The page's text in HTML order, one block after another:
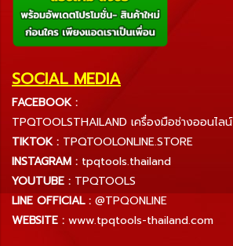
SOCIAL MEDIA
FACEBOOK :
TPQTOOLSTHAILAND เครื่องมือช่างออนไลน์
TIKTOK : TPQTOOLONLINE.STORE
INSTAGRAM : tpqtools.thailand
YOUTUBE : TPQTOOLS
LINE OFFICIAL : @TPQONLINE
WEBSITE : www.tpqtools-thailand.com